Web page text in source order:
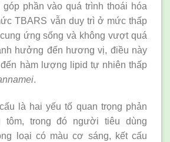
phần vào quá trình thoái hóa
TBARS vẫn duy trì ở mức thấp
ứng sống và không vượt quá
hưởng đến hương vị, điều này
hàm lượng lipid tự nhiên thấp
.
là hai yếu tố quan trọng phản
tôm, trong đó người tiêu dùng
loại có màu cơ sáng, kết cấu